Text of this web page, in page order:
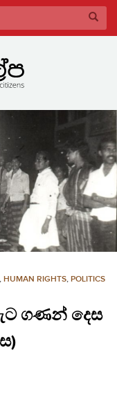
, HUMAN RIGHTS, POLITICS
ගණන් දෙස